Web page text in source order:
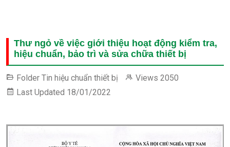
Thư ngỏ về việc giới thiệu hoạt động kiểm tra,
hiệu chuẩn, bảo trì và sửa chữa thiết bị
Folder Tin hiệu chuẩn thiết bị Views 2050
Last Updated 18/01/2022